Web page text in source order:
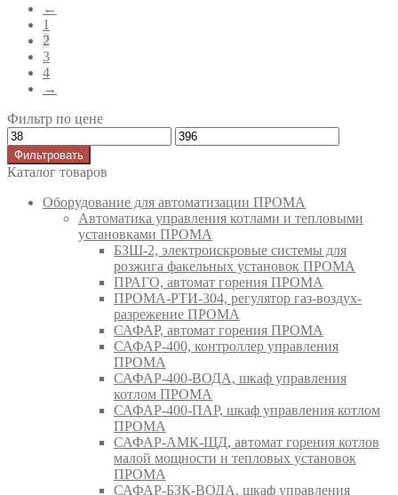
←
1
2
3
4
→
Фильтр по цене
Фильтровать
Каталог товаров
Оборудование для автоматизации ПРОМА
Автоматика управления котлами и тепловыми
установками ПРОМА
БЗШ-2, электроискровые системы для
розжига факельных установок ПРОМА
ПРАГО, автомат горения ПРОМА
ПРОМА-РТИ-304, регулятор газ-воздух-
разрежение ПРОМА
САФАР, автомат горения ПРОМА
САФАР-400, контроллер управления
ПРОМА
САФАР-400-ВОДА, шкаф управления
котлом ПРОМА
САФАР-400-ПАР, шкаф управления котлом
ПРОМА
САФАР-АМК-ЩД, автомат горения котлов
малой мощности и тепловых установок
ПРОМА
САФАР-БЗК-ВОДА, шкаф управления